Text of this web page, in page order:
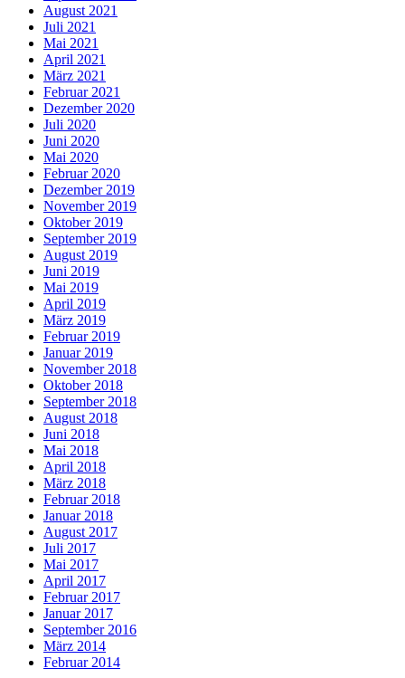
August 2021
Juli 2021
Mai 2021
April 2021
März 2021
Februar 2021
Dezember 2020
Juli 2020
Juni 2020
Mai 2020
Februar 2020
Dezember 2019
November 2019
Oktober 2019
September 2019
August 2019
Juni 2019
Mai 2019
April 2019
März 2019
Februar 2019
Januar 2019
November 2018
Oktober 2018
September 2018
August 2018
Juni 2018
Mai 2018
April 2018
März 2018
Februar 2018
Januar 2018
August 2017
Juli 2017
Mai 2017
April 2017
Februar 2017
Januar 2017
September 2016
März 2014
Februar 2014